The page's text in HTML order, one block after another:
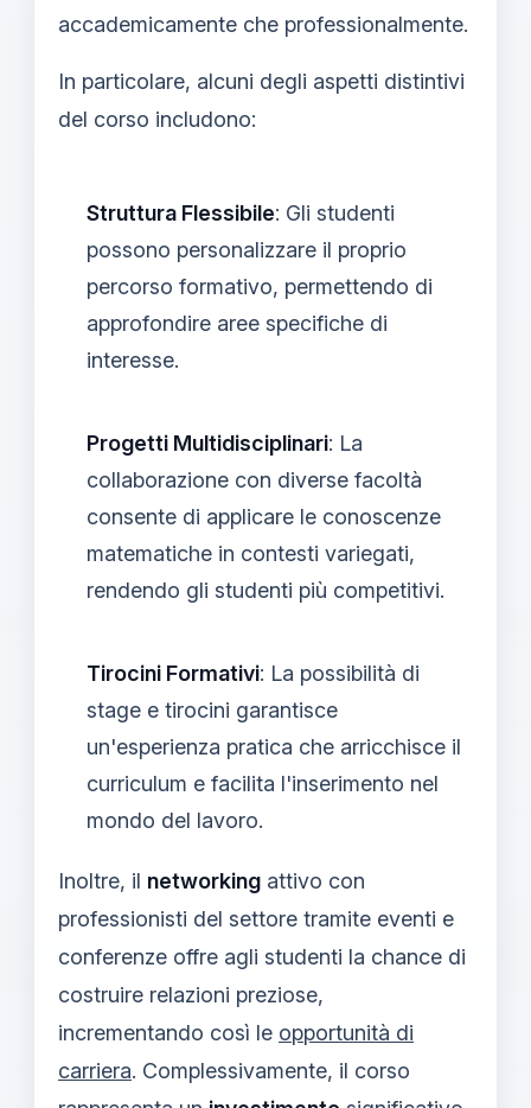
accademicamente che professionalmente.
In particolare, alcuni degli aspetti distintivi
del corso includono:
Struttura Flessibile: Gli studenti
possono personalizzare il proprio
percorso formativo, permettendo di
approfondire aree specifiche di
interesse.
Progetti Multidisciplinari: La
collaborazione con diverse facoltà
consente di applicare le conoscenze
matematiche in contesti variegati,
rendendo gli studenti più competitivi.
Tirocini Formativi: La possibilità di
stage e tirocini garantisce
un'esperienza pratica che arricchisce il
curriculum e facilita l'inserimento nel
mondo del lavoro.
Inoltre, il networking attivo con
professionisti del settore tramite eventi e
conferenze offre agli studenti la chance di
costruire relazioni preziose,
incrementando così le opportunità di
carriera. Complessivamente, il corso